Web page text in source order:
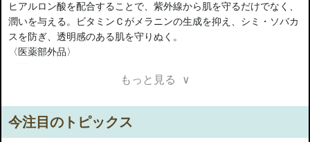
ヒアルロン酸を配合することで、紫外線から肌を守るだけでなく、
潤いを与える。ビタミンＣがメラニンの生成を抑え、シミ・ソバカ
スを防ぎ、透明感のある肌を守りぬく。
〈医薬部外品〉
百30210g-紫外線からの強力な保護
紫外線の影響を受けやすい肌も、SPF50PA+++でしっかりガード。
もっと見る ∨
今注目のトピックス